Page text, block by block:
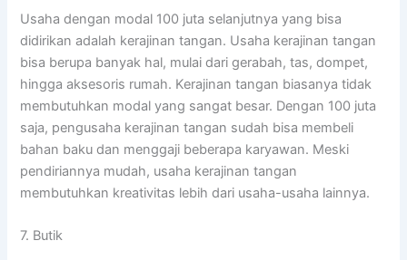
Usaha dengan modal 100 juta selanjutnya yang bisa
didirikan adalah kerajinan tangan. Usaha kerajinan tangan
bisa berupa banyak hal, mulai dari gerabah, tas, dompet,
hingga aksesoris rumah. Kerajinan tangan biasanya tidak
membutuhkan modal yang sangat besar. Dengan 100 juta
saja, pengusaha kerajinan tangan sudah bisa membeli
bahan baku dan menggaji beberapa karyawan. Meski
pendiriannya mudah, usaha kerajinan tangan
membutuhkan kreativitas lebih dari usaha-usaha lainnya.
7. Butik